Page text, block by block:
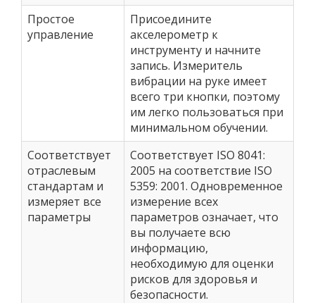
Простое
управление
Присоедините
акселерометр к
инструменту и начните
запись. Измеритель
вибрации на руке имеет
всего три кнопки, поэтому
им легко пользоваться при
минимальном обучении.
Соответствует
отраслевым
стандартам и
измеряет все
параметры
Соответствует ISO 8041:
2005 на соответствие ISO
5359: 2001. Одновременное
измерение всех
параметров означает, что
вы получаете всю
информацию,
необходимую для оценки
рисков для здоровья и
безопасности.